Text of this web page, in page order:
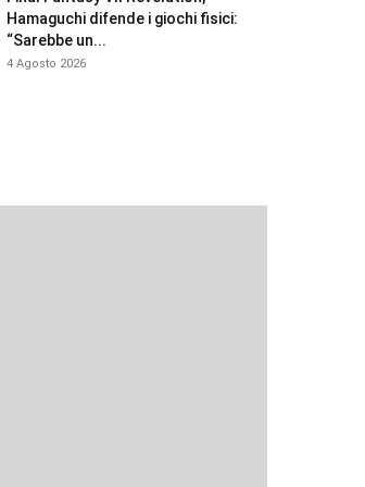
Hamaguchi difende i giochi fisici:
“Sarebbe un...
4 Agosto 2026